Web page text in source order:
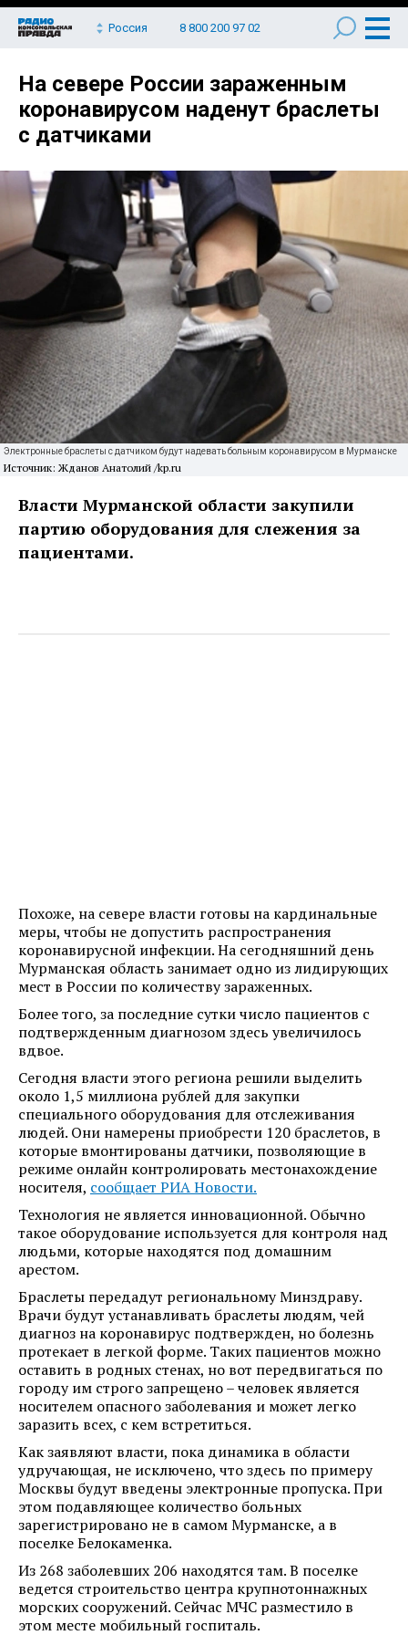
Россия 8 800 200 97 02
На севере России зараженным
коронавирусом наденут браслеты
с датчиками
Электронные браслеты с датчиком будут надевать больным коронавирусом в Мурманске
Источник: Жданов Анатолий /kp.ru
Власти Мурманской области закупили
партию оборудования для слежения за
пациентами.
Похоже, на севере власти готовы на кардинальные
меры, чтобы не допустить распространения
коронавирусной инфекции. На сегодняшний день
Мурманская область занимает одно из лидирующих
мест в России по количеству зараженных.
Более того, за последние сутки число пациентов с
подтвержденным диагнозом здесь увеличилось
вдвое.
Сегодня власти этого региона решили выделить
около 1,5 миллиона рублей для закупки
специального оборудования для отслеживания
людей. Они намерены приобрести 120 браслетов, в
которые вмонтированы датчики, позволяющие в
режиме онлайн контролировать местонахождение
носителя, сообщает РИА Новости.
Технология не является инновационной. Обычно
такое оборудование используется для контроля над
людьми, которые находятся под домашним
арестом.
Браслеты передадут региональному Минздраву.
Врачи будут устанавливать браслеты людям, чей
диагноз на коронавирус подтвержден, но болезнь
протекает в легкой форме. Таких пациентов можно
оставить в родных стенах, но вот передвигаться по
городу им строго запрещено – человек является
носителем опасного заболевания и может легко
заразить всех, с кем встретиться.
Как заявляют власти, пока динамика в области
удручающая, не исключено, что здесь по примеру
Москвы будут введены электронные пропуска. При
этом подавляющее количество больных
зарегистрировано не в самом Мурманске, а в
поселке Белокаменка.
Из 268 заболевших 206 находятся там. В поселке
ведется строительство центра крупнотоннажных
морских сооружений. Сейчас МЧС разместило в
этом месте мобильный госпиталь.